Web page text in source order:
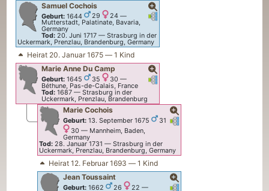
Verknüpfungen
SamuelCochois
Geburt: 1644 29 24—
Mutterstadt, Palatinate, Bavaria,
Germany
Tod: 20. Juni 1717 —Strasburg in der
Uckermark, Prenzlau, Brandenburg, Germany
Heirat 20. Januar 1675 — 1 Kind
Verknüpfungen
Verknüpfungen
Marie AnneDu Camp
Geburt: 1645 35 30 —
Béthune, Pas-de-Calais, France
Tod: 1687 —Strasburg in der
Uckermark, Prenzlau, Brandenburg
Verknüpfungen
Verknüpfungen
MarieCochois
Geburt: 13. September 1675
31
30 — Mannheim, Baden,
Germany
Tod: 28. Januar 1731 —Strasburg in der
Uckermark, Prenzlau, Brandenburg, Germany
Heirat 12. Februar 1693 — 1 Kind
Verknüpfungen
JeanToussaint
Geburt: 1662 26 22 —